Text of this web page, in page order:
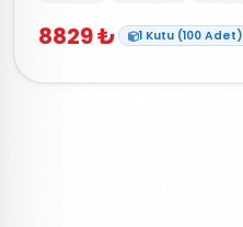
8829 ₺ 1 Kutu (100 Adet)